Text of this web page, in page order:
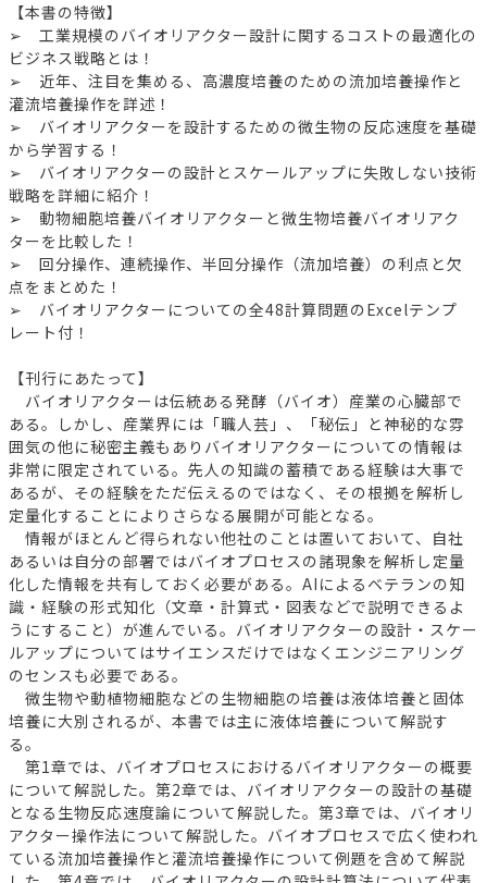
【本書の特徴】
➢ 工業規模のバイオリアクター設計に関するコストの最適化の
ビジネス戦略とは！
➢ 近年、注目を集める、高濃度培養のための流加培養操作と
灌流培養操作を詳述！
➢ バイオリアクターを設計するための微生物の反応速度を基礎
から学習する！
➢ バイオリアクターの設計とスケールアップに失敗しない技術
戦略を詳細に紹介！
➢ 動物細胞培養バイオリアクターと微生物培養バイオリアク
ターを比較した！
➢ 回分操作、連続操作、半回分操作（流加培養）の利点と欠
点をまとめた！
➢ バイオリアクターについての全48計算問題のExcelテンプ
レート付！
【刊行にあたって】
バイオリアクターは伝統ある発酵（バイオ）産業の心臓部で
ある。しかし、産業界には「職人芸」、「秘伝」と神秘的な雰
囲気の他に秘密主義もありバイオリアクターについての情報は
非常に限定されている。先人の知識の蓄積である経験は大事で
あるが、その経験をただ伝えるのではなく、その根拠を解析し
定量化することによりさらなる展開が可能となる。
情報がほとんど得られない他社のことは置いておいて、自社
あるいは自分の部署ではバイオプロセスの諸現象を解析し定量
化した情報を共有しておく必要がある。AIによるベテランの知
識・経験の形式知化（文章・計算式・図表などで説明できるよ
うにすること）が進んでいる。バイオリアクターの設計・スケー
ルアップについてはサイエンスだけではなくエンジニアリング
のセンスも必要である。
微生物や動植物細胞などの生物細胞の培養は液体培養と固体
培養に大別されるが、本書では主に液体培養について解説す
る。
第1章では、バイオプロセスにおけるバイオリアクターの概要
について解説した。第2章では、バイオリアクターの設計の基礎
となる生物反応速度論について解説した。第3章では、バイオリ
アクター操作法について解説した。バイオプロセスで広く使われ
ている流加培養操作と灌流培養操作について例題を含めて解説